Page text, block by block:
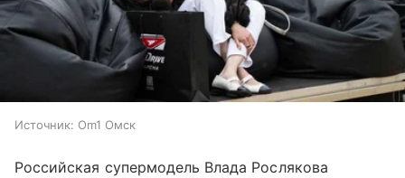
Источник: Om1 Омск
Российская супермодель Влада Рослякова